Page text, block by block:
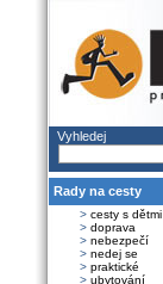
Vyhledej
Rady na cesty
> cesty s dětmi
> doprava
> nebezpečí
> nedej se
> praktické
> ubytování